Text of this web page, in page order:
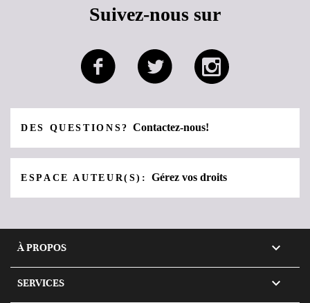
Suivez-nous sur
DES QUESTIONS?Contactez-nous!
ESPACE AUTEUR(S):Gérez vos droits
À PROPOS 
SERVICES 